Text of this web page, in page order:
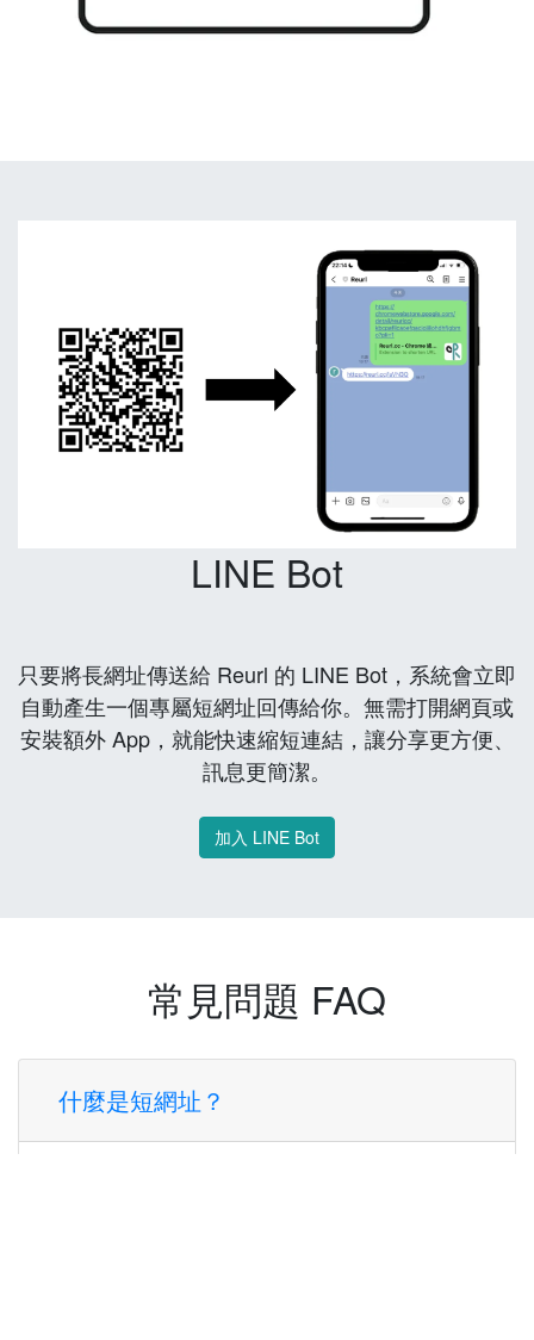
LINE Bot
只要將長網址傳送給 Reurl 的 LINE Bot，系統會立即
自動產生一個專屬短網址回傳給你。無需打開網頁或
安裝額外 App，就能快速縮短連結，讓分享更方便、
訊息更簡潔。
加入 LINE Bot
常見問題 FAQ
什麼是短網址？